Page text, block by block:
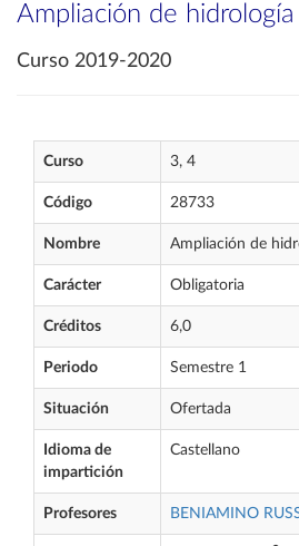
Ampliación de hidrología
Curso 2019-2020
Curso 3, 4
Código 28733
Nombre Ampliación de
Carácter Obligatoria
Créditos 6,0
Periodo Semestre 1
Situación Ofertada
Idioma de
impartición
Castellano
Profesores BENIAMINO